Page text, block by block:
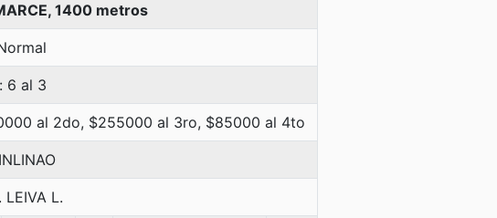
1400 metros
6 al 3
al 2do, $255000 al 3ro, $85000 al 4to
LEIVA L.